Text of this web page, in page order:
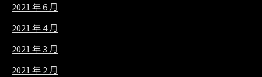
2021 年 6 月
2021 年 4 月
2021 年 3 月
2021 年 2 月